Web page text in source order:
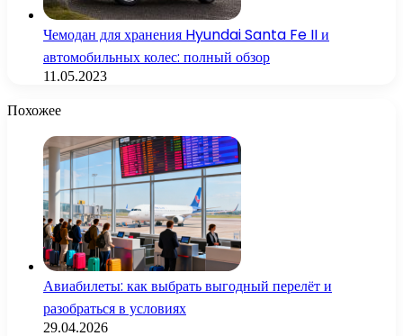
Чемодан для хранения Hyundai Santa Fe II и
автомобильных колес: полный обзор
11.05.2023
Похожее
Авиабилеты: как выбрать выгодный перелёт и
разобраться в условиях
29.04.2026